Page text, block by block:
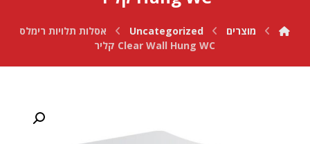
מוצרים Uncategorized
אסלות תלויות רימלס
Clear Wall Hung WC קליר